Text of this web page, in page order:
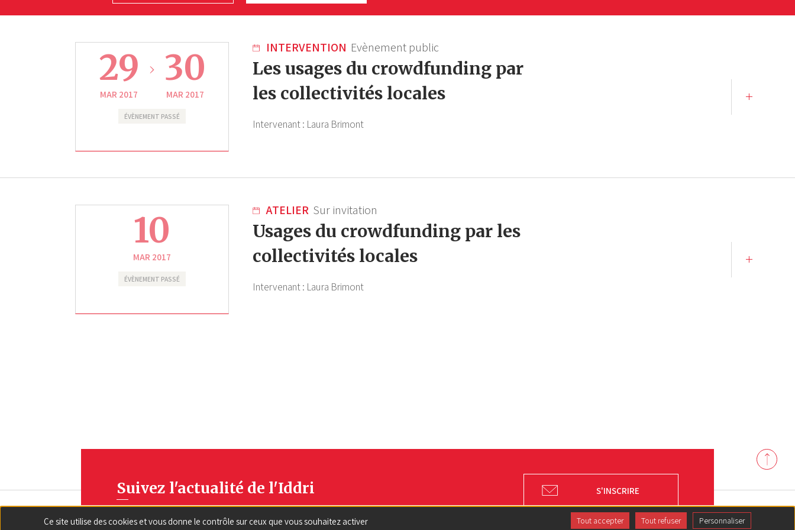
29
MAR 2017
30
MAR 2017
ÉVÈNEMENT PASSÉ
INTERVENTION Evènement public
Les usages du crowdfunding par
les collectivités locales
Intervenant : Laura Brimont
10
MAR 2017
ÉVÈNEMENT PASSÉ
ATELIER Sur invitation
Usages du crowdfunding par les
collectivités locales
Intervenant : Laura Brimont
Suivez l'actualité de l'Iddri S'INSCRIRE
Back
to
top
Ce site utilise des cookies et vous donne le contrôle sur ceux que vous souhaitez activer Tout accepter Tout refuser Personnaliser